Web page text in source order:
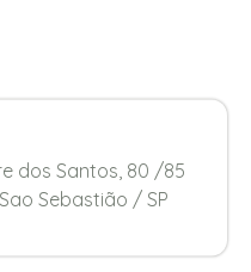
dos Santos, 80 /85
Sebastião / SP